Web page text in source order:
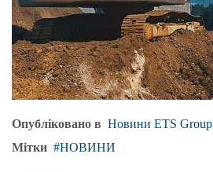
Опубліковано в Новини ETS Group
Мітки
НОВИНИ